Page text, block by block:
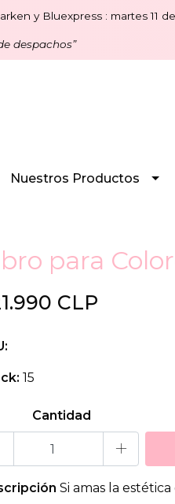
y Bluexpress : martes 11
despachos”
Nuestros Productos
para
CLP
15
Cantidad
+
Si amas la